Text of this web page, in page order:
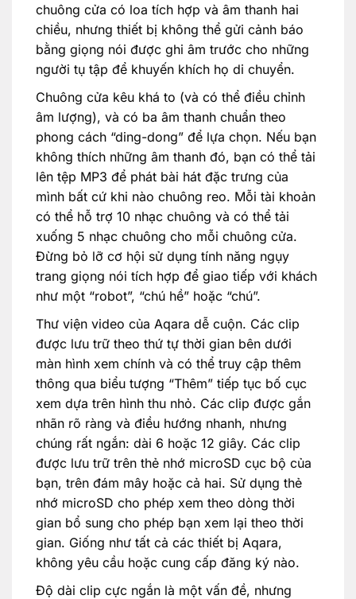
chuông cửa có loa tích hợp và âm thanh hai
chiều, nhưng thiết bị không thể gửi cảnh báo
bằng giọng nói được ghi âm trước cho những
người tụ tập để khuyến khích họ di chuyển.
Chuông cửa kêu khá to (và có thể điều chỉnh
âm lượng), và có ba âm thanh chuẩn theo
phong cách “ding-dong” để lựa chọn. Nếu bạn
không thích những âm thanh đó, bạn có thể tải
lên tệp MP3 để phát bài hát đặc trưng của
mình bất cứ khi nào chuông reo. Mỗi tài khoản
có thể hỗ trợ 10 nhạc chuông và có thể tải
xuống 5 nhạc chuông cho mỗi chuông cửa.
Đừng bỏ lỡ cơ hội sử dụng tính năng ngụy
trang giọng nói tích hợp để giao tiếp với khách
như một “robot”, “chú hề” hoặc “chú”.
Thư viện video của Aqara dễ cuộn. Các clip
được lưu trữ theo thứ tự thời gian bên dưới
màn hình xem chính và có thể truy cập thêm
thông qua biểu tượng “Thêm” tiếp tục bố cục
xem dựa trên hình thu nhỏ. Các clip được gắn
nhãn rõ ràng và điều hướng nhanh, nhưng
chúng rất ngắn: dài 6 hoặc 12 giây. Các clip
được lưu trữ trên thẻ nhớ microSD cục bộ của
bạn, trên đám mây hoặc cả hai. Sử dụng thẻ
nhớ microSD cho phép xem theo dòng thời
gian bổ sung cho phép bạn xem lại theo thời
gian. Giống như tất cả các thiết bị Aqara,
không yêu cầu hoặc cung cấp đăng ký nào.
Độ dài clip cực ngắn là một vấn đề, nhưng